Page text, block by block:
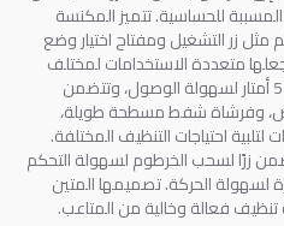
المسببة للحساسية. تتميز المكنسة
مثل زر التشغيل ومفتاح اختيار وضع
متعددة الاستخدامات لمختلف
الأسطح. تأتي المكنسة بسلك طوله 5 أمتار لسهولة الوصول، وتتضمن
وفرشاة شفط مسطحة طويلة،
لتلبية احتياجات التنظيف المختلفة.
زرًا لسحب الخرطوم لسهولة التحكم
لسهولة الحركة. تصميمها المتين
تنظيف فعالة وخالية من المتاعب.